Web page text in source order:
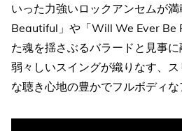
いった力強いロックアンセムが
Beautiful」や「Will We Ever Be
た魂を揺さぶるバラードと見事
弱々しいスイングが織りなす、
な聴き心地の豊かでフルボディな